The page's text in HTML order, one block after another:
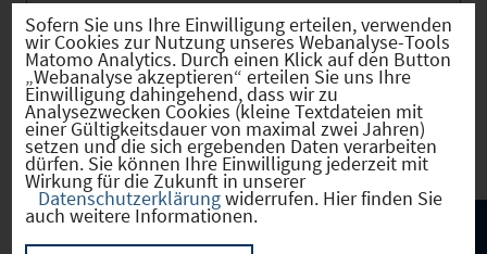
Verkehrsinfrastruktur
Kommunale Infrastruktur
Sofern Sie uns Ihre Einwilligung erteilen, verwenden
wir Cookies zur Nutzung unseres Webanalyse-Tools
Matomo Analytics. Durch einen Klick auf den Button
„Webanalyse akzeptieren“ erteilen Sie uns Ihre
Einwilligung dahingehend, dass wir zu
Analysezwecken Cookies (kleine Textdateien mit
einer Gültigkeitsdauer von maximal zwei Jahren)
setzen und die sich ergebenden Daten verarbeiten
dürfen. Sie können Ihre Einwilligung jederzeit mit
Wirkung für die Zukunft in unserer
Datenschutzerklärungwiderrufen. Hier finden Sie
auch weitere Informationen.